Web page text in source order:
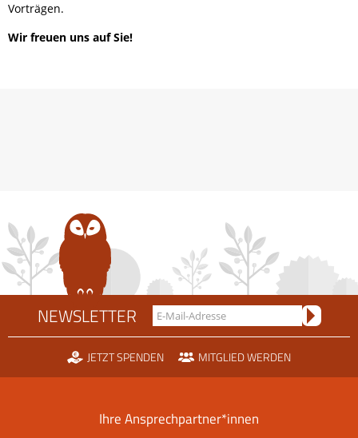
Vorträgen.
Wir freuen uns auf Sie!
NEWSLETTER
JETZT SPENDEN MITGLIED WERDEN
Ihre Ansprechpartner*innen